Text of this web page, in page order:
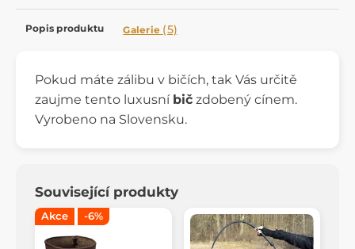
Popis produktu Galerie (5)
Pokud máte zálibu v bičích, tak Vás určitě
zaujme tento luxusní bič zdobený cínem.
Vyrobeno na Slovensku.
Související produkty
Akce -6%